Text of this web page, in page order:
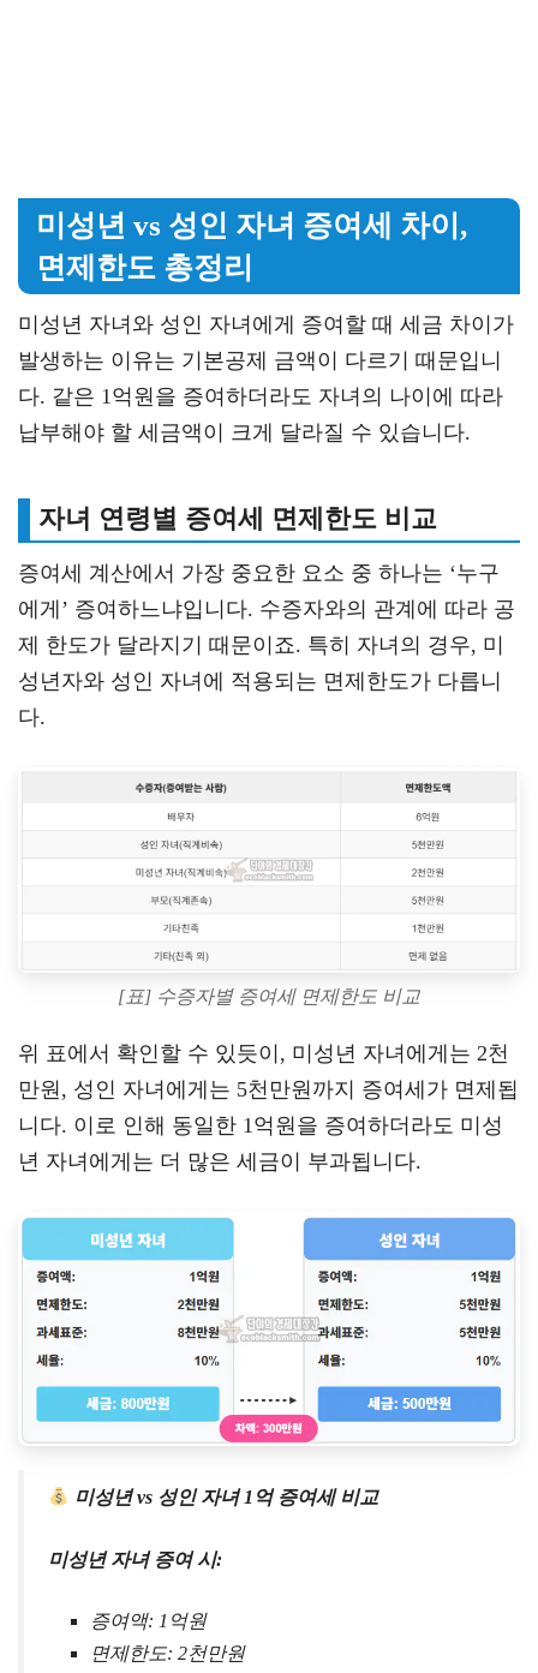
미성년 vs 성인 자녀 증여세 차이,
면제한도 총정리
미성년 자녀와 성인 자녀에게 증여할 때 세금 차이가
발생하는 이유는 기본공제 금액이 다르기 때문입니
다. 같은 1억원을 증여하더라도 자녀의 나이에 따라
납부해야 할 세금액이 크게 달라질 수 있습니다.
자녀 연령별 증여세 면제한도 비교
증여세 계산에서 가장 중요한 요소 중 하나는 ‘누구
에게’ 증여하느냐입니다. 수증자와의 관계에 따라 공
제 한도가 달라지기 때문이죠. 특히 자녀의 경우, 미
성년자와 성인 자녀에 적용되는 면제한도가 다릅니
다.
[표] 수증자별 증여세 면제한도 비교
위 표에서 확인할 수 있듯이, 미성년 자녀에게는 2천
만원, 성인 자녀에게는 5천만원까지 증여세가 면제됩
니다. 이로 인해 동일한 1억원을 증여하더라도 미성
년 자녀에게는 더 많은 세금이 부과됩니다.
미성년 vs 성인 자녀 1억 증여세 비교
미성년 자녀 증여 시:
증여액: 1억원
면제한도: 2천만원